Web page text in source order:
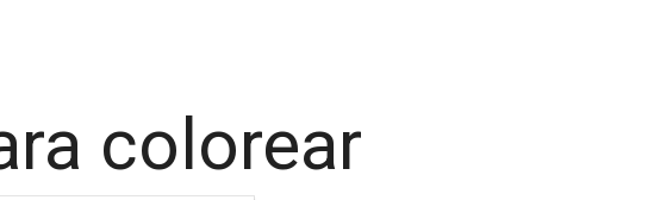
colorear